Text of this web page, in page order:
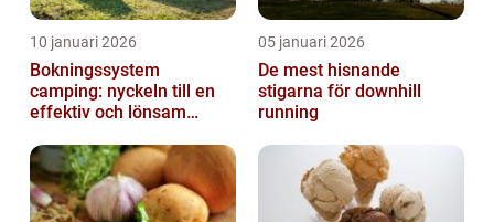
10 januari 2026
Bokningssystem
camping: nyckeln till en
effektiv och lönsam
05 januari 2026
De mest hisnande
stigarna för downhill
running